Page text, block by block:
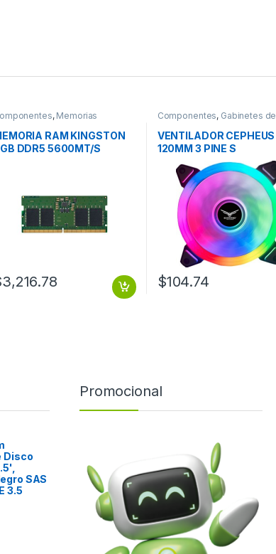
, Memorias
RAM KINGSTON
DDR5 5600MT/S
3,216.78
Componentes, Gabinetes de
computadora y montaje
VENTILADOR CEPHEUS
120MM 3 PINE S
$104.74
Disco
SAS
3.5
Promocional